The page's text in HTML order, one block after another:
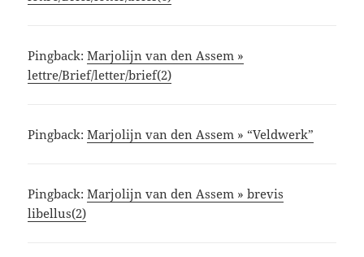
Pingback:Marjolijn van den Assem »
lettre/Brief/letter/brief(2)
Pingback:Marjolijn van den Assem » “Veldwerk”
Pingback:Marjolijn van den Assem » brevis
libellus(2)